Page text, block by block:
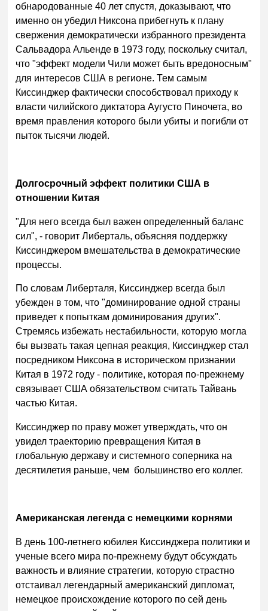
обнародованные 40 лет спустя, доказывают, что
именно он убедил Никсона прибегнуть к плану
свержения демократически избранного президента
Сальвадора Альенде в 1973 году, поскольку считал,
что "эффект модели Чили может быть вредоносным"
для интересов США в регионе. Тем самым
Киссинджер фактически способствовал приходу к
власти чилийского диктатора Аугусто Пиночета, во
время правления которого были убиты и погибли от
пыток тысячи людей.
Долгосрочный эффект политики США в
отношении Китая
"Для него всегда был важен определенный баланс
сил", - говорит Либерталь, объясняя поддержку
Киссинджером вмешательства в демократические
процессы.
По словам Либерталя, Киссинджер всегда был
убежден в том, что "доминирование одной страны
приведет к попыткам доминирования других".
Стремясь избежать нестабильности, которую могла
бы вызвать такая цепная реакция, Киссинджер стал
посредником Никсона в историческом признании
Китая в 1972 году - политике, которая по-прежнему
связывает США обязательством считать Тайвань
частью Китая.
Киссинджер по праву может утверждать, что он
увидел траекторию превращения Китая в
глобальную державу и системного соперника на
десятилетия раньше, чем большинство его коллег.
Американская легенда с немецкими корнями
В день 100-летнего юбилея Киссинджера политики и
ученые всего мира по-прежнему будут обсуждать
важность и влияние стратегии, которую страстно
отстаивал легендарный американский дипломат,
немецкое происхождение которого по сей день